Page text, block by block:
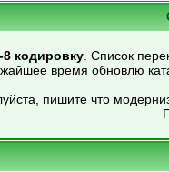
8 кодировку . Список
время обновлю
пишите что